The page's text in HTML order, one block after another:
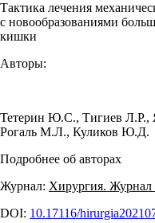
Тактика лечения
с новообразованиями
кишки
Авторы:
Тетерин Ю.С., Тигиев Л.Р.,
Рогаль М.Л., Куликов Ю.Д.
Подробнее об авторах
Журнал: Хирургия.
DOI: 10.17116/